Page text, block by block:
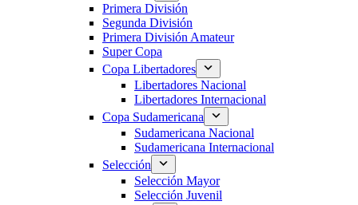
Primera División
Segunda División
Primera División Amateur
Super Copa
Copa Libertadores
Libertadores Nacional
Libertadores Internacional
Copa Sudamericana
Sudamericana Nacional
Sudamericana Internacional
Selección
Selección Mayor
Selección Juvenil